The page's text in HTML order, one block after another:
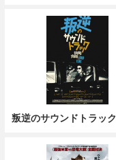
叛逆のサウンドトラック